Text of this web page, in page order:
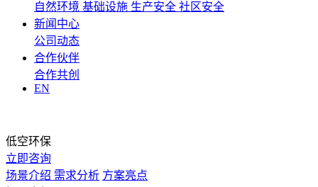
自然环境 基础设施 生产安全 社区安全
新闻中心
公司动态
合作伙伴
合作共创
EN
低空环保
立即咨询
场景介绍 需求分析 方案亮点